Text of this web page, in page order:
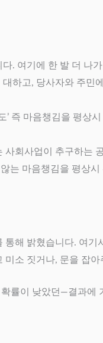
. 여기에 한 발 더 나
하고, 당사자와 주민
즉 마음챙김을 평상
회사업이 추구하는
는 마음챙김을 평상
밝혔습니다. 여기
소 짓거나, 문을 잡
이 낮았던—결과에